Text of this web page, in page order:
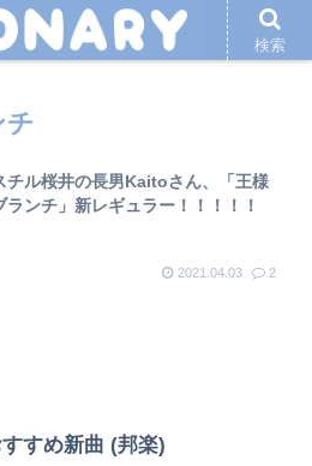
チ
チル桜井の長男Kaitoさん、「王様
ランチ」新レギュラー！！！！！
2021.04.03 2
すめ新曲 (邦楽)
検索